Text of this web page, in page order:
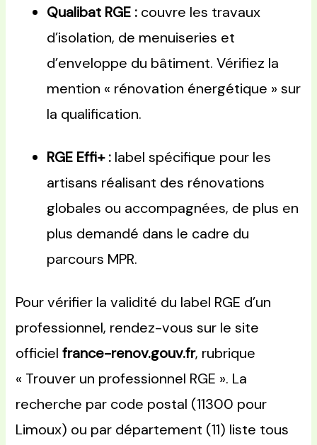
Qualibat RGE : couvre les travaux
d’isolation, de menuiseries et
d’enveloppe du bâtiment. Vérifiez la
mention « rénovation énergétique » sur
la qualification.
RGE Effi+ : label spécifique pour les
artisans réalisant des rénovations
globales ou accompagnées, de plus en
plus demandé dans le cadre du
parcours MPR.
Pour vérifier la validité du label RGE d’un
professionnel, rendez-vous sur le site
officielfrance-renov.gouv.fr, rubrique
« Trouver un professionnel RGE ». La
recherche par code postal (11300 pour
Limoux) ou par département (11) liste tous